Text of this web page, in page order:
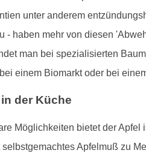
unter anderem
- haben mehr von diesen
man bei spezialisierten
einem Biomarkt oder bei
der Küche
Möglichkeiten bietet der
selbstgemachtes Apfelmuß zu